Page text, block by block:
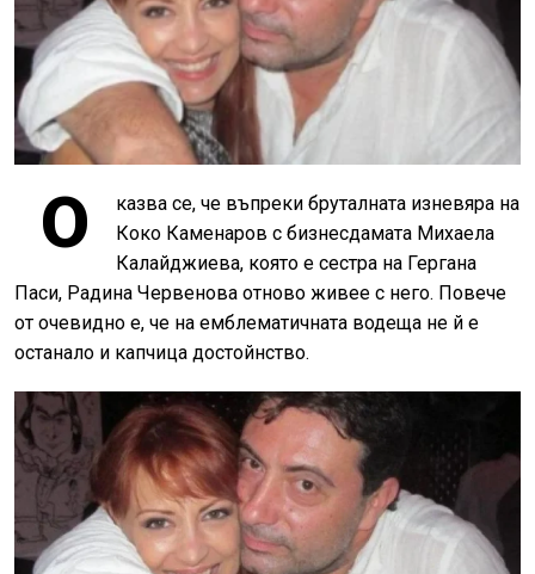
О
казва се, че въпреки бруталната изневяра на
Коко Каменаров с бизнесдамата Михаела
Калайджиева, която е сестра на Гергана
Паси, Радина Червенова отново живее с него. Повече
от очевидно е, че на емблематичната водеща не й е
останало и капчица достойнство.